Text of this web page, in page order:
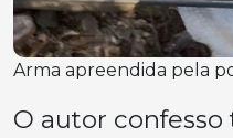
Arma apreendida pela
O autor